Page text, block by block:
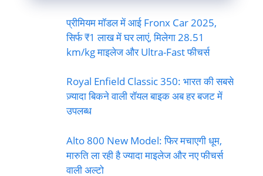
प्रीमियम मॉडल में आई Fronx Car 2025,
सिर्फ ₹1 लाख में घर लाएं, मिलेगा 28.51
km/kg माइलेज और Ultra-Fast फीचर्स
Royal Enfield Classic 350: भारत की सबसे
ज़्यादा बिकने वाली रॉयल बाइक अब हर बजट में
उपलब्ध
Alto 800 New Model: फिर मचाएगी धूम,
मारुति ला रही है ज्यादा माइलेज और नए फीचर्स
वाली अल्टो